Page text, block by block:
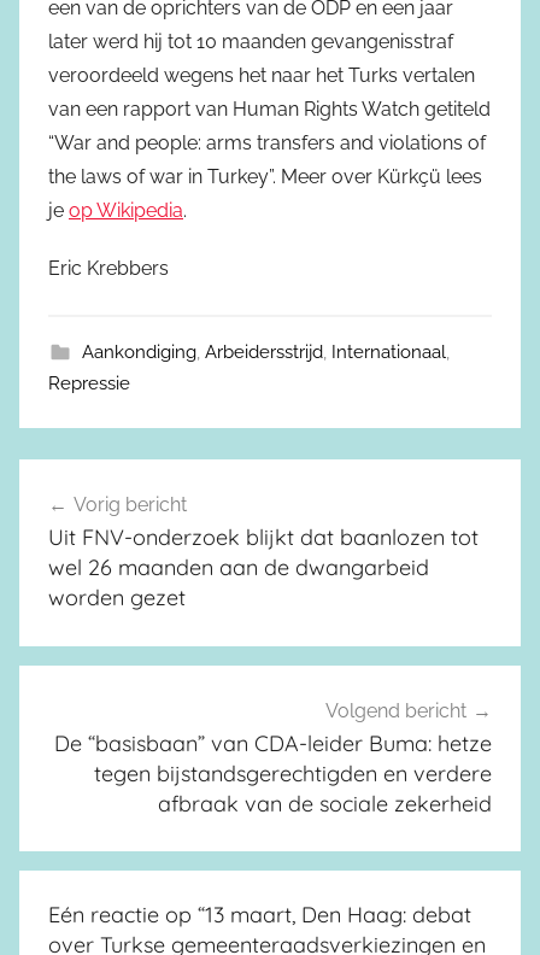
een van de oprichters van de ÖDP en een jaar
later werd hij tot 10 maanden gevangenisstraf
veroordeeld wegens het naar het Turks vertalen
van een rapport van Human Rights Watch getiteld
“War and people: arms transfers and violations of
the laws of war in Turkey”. Meer over Kürkçü lees
je op Wikipedia.
Eric Krebbers
Aankondiging, Arbeidersstrijd, Internationaal,
Repressie
Berichtnavigatie
Vorig bericht
Uit FNV-onderzoek blijkt dat baanlozen tot
wel 26 maanden aan de dwangarbeid
worden gezet
Volgend bericht
De “basisbaan” van CDA-leider Buma: hetze
tegen bijstandsgerechtigden en verdere
afbraak van de sociale zekerheid
Eén reactie op “13 maart, Den Haag: debat
over Turkse gemeenteraadsverkiezingen en